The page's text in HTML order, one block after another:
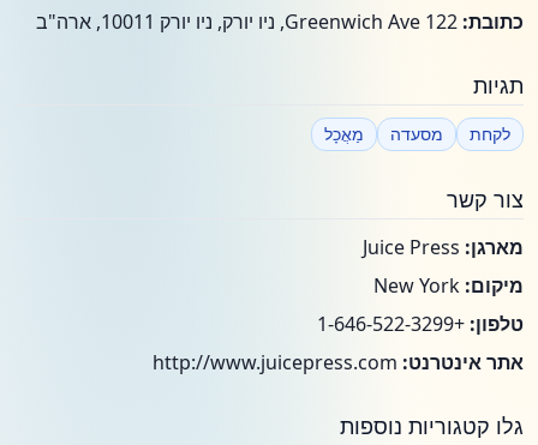
כתובת:
תגיות
לקחת מסעדה מַאֲכָל
צור קשר
מארגן:
מיקום:
טלפון: +1-646-522-3299
אתר אינטרנט:
גלו קטגוריות נוספות